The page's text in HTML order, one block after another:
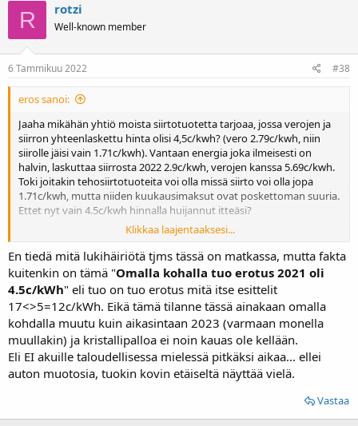
R rotzi
Well-known member
6 Tammikuu 2022 #38
eros sanoi:
Jaaha mikähän yhtiö moista siirtotuotetta tarjoaa, jossa verojen ja
siirron yhteenlaskettu hinta olisi 4,5c/kwh? (vero 2.79c/kwh, niin
siirolle jäisi vain 1.71c/kwh). Vantaan energia joka ilmeisesti on
halvin, laskuttaa siirrosta 2022 2.9c/kwh, verojen kanssa 5.69c/kwh.
Toki joitakin tehosiirtotuoteita voi olla missä siirto voi olla jopa
1.71c/kwh, mutta niiden kuukausimaksut ovat poskettoman suuria.
Ettet nyt vain 4.5c/kwh hinnalla huijannut itteäsi?
Esim elenian verkossa siirto + vero 8c/kwh, muitakin samanlaisia
taitaa olla runsaasti?
Lisäksi "markkinointihintani" 17c/kwh perustuu vähän sille, että
jotta saat paremman myyntihinnan myymällesi sähkölle, on oltava
pörssihinta sopparit myydessä/ostaessa, joskin jos vielä jotenkin
onnistuu saamaan kiinteähintaista vanhoilla ehdoilla ja siihen
pörssihintasen myyntisopparin, niin siitä vaan.
Tosiasia on se, että pörssisähkön hinta on ollut totuttua tasoa
korkeammalla kohta vuoden, se näkyy tulevaisuudessa (ja nytkin)
osto/myyntihinnoissa. Ja valitettavaa sähkön hinnassa on se
Klikkaa laajentaaksesi...
En tiedä mitä lukihäiriötä tjms tässä on matkassa, mutta fakta
kuitenkin on tämä "Omalla kohalla tuo erotus 2021 oli
4.5c/kWh" eli tuo on tuo erotus mitä itse esittelit
17<>5=12c/kWh. Eikä tämä tilanne tässä ainakaan omalla
kohdalla muutu kuin aikasintaan 2023 (varmaan monella
muullakin) ja kristallipalloa ei noin kauas ole kellään.
Eli EI akuille taloudellisessa mielessä pitkäksi aikaa... ellei
auton muotosia, tuokin kovin etäiseltä näyttää vielä.
Vastaa